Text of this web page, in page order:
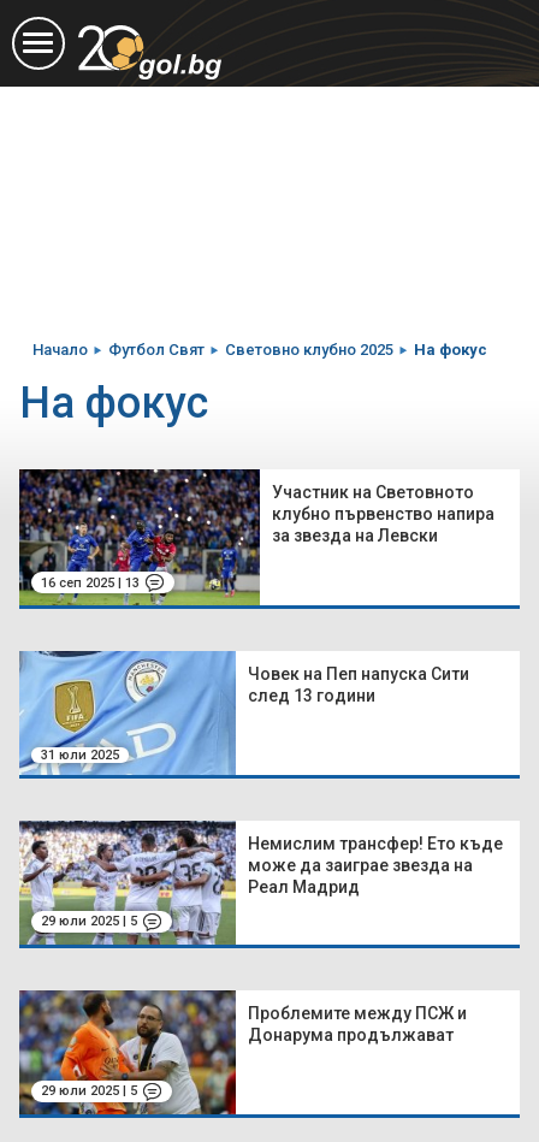
Начало Футбол Свят Световно клубно 2025 На фокус
На фокус
16 сеп 2025 | 13
Участник на Световното
клубно първенство напира
за звезда на Левски
31 юли 2025
Човек на Пеп напуска Сити
след 13 години
29 юли 2025 | 5
Немислим трансфер! Ето къде
може да заиграе звезда на
Реал Мадрид
29 юли 2025 | 5
Проблемите между ПСЖ и
Донарума продължават